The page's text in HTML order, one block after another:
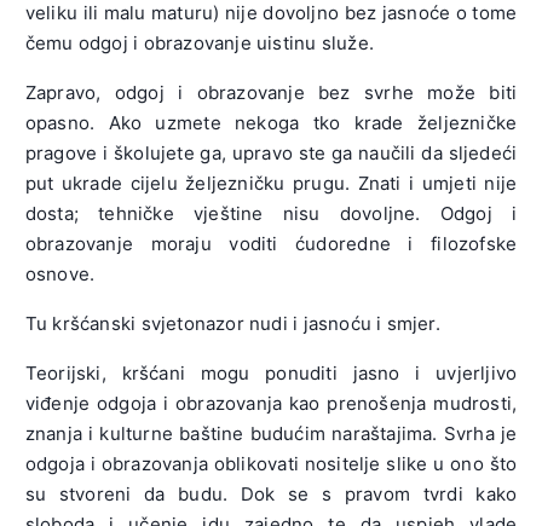
veliku ili malu maturu) nije dovoljno bez jasnoće o tome
čemu odgoj i obrazovanje uistinu služe.
Zapravo, odgoj i obrazovanje bez svrhe može biti
opasno. Ako uzmete nekoga tko krade željezničke
pragove i školujete ga, upravo ste ga naučili da sljedeći
put ukrade cijelu željezničku prugu. Znati i umjeti nije
dosta; tehničke vještine nisu dovoljne. Odgoj i
obrazovanje moraju voditi ćudoredne i filozofske
osnove.
Tu kršćanski svjetonazor nudi i jasnoću i smjer.
Teorijski, kršćani mogu ponuditi jasno i uvjerljivo
viđenje odgoja i obrazovanja kao prenošenja mudrosti,
znanja i kulturne baštine budućim naraštajima. Svrha je
odgoja i obrazovanja oblikovati nositelje slike u ono što
su stvoreni da budu. Dok se s pravom tvrdi kako